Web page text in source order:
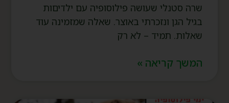
שרה סטנלי שעושה פילוסופיה עם ילדיםות
בגיל הגן ונזכרתי באוצר. שאלה שמזמינה עוד
שאלות. תמיד – לא רק
המשך קריאה »